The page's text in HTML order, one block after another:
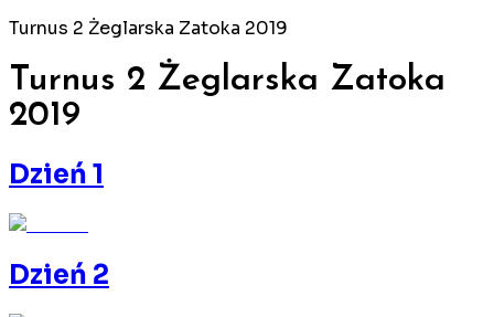
Turnus 2 Żeglarska Zatoka 2019
Turnus 2 Żeglarska Zatoka
2019
Dzień 1
Dzień 2